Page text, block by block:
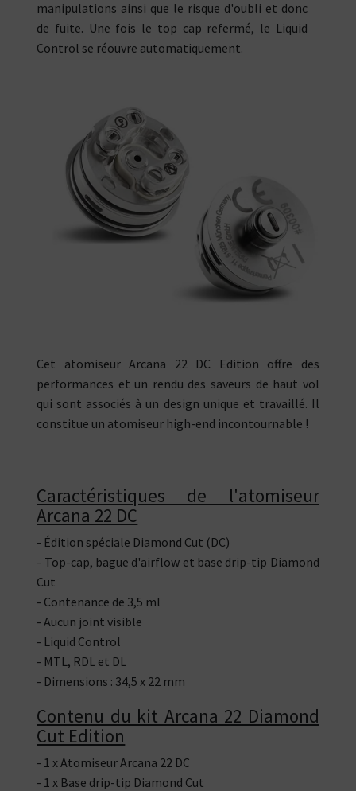
manipulations ainsi que le risque d'oubli et donc
de fuite. Une fois le top cap refermé, le Liquid
Control se réouvre automatiquement.
Cet atomiseur Arcana 22 DC Edition offre des
performances et un rendu des saveurs de haut vol
qui sont associés à un design unique et travaillé. Il
constitue un atomiseur high-end incontournable !
Caractéristiques de l'atomiseur
Arcana 22 DC
- Édition spéciale Diamond Cut (DC)
- Top-cap, bague d'airflow et base drip-tip Diamond
Cut
- Contenance de 3,5 ml
- Aucun joint visible
- Liquid Control
- MTL, RDL et DL
- Dimensions : 34,5 x 22 mm
Contenu du kit Arcana 22 Diamond
Cut Edition
- 1 x Atomiseur Arcana 22 DC
- 1 x Base drip-tip Diamond Cut